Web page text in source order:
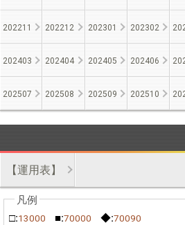
202211 202212 202301 202302
202403 202404 202405 202406
202507 202508 202509 202510
【運用表】
□:13000 ■:70000 ◆:70090